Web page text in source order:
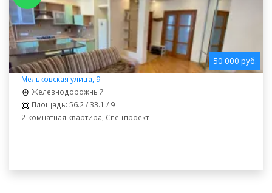
50 000 руб.
Мельковская улица, 9
Железнодорожный
Площадь: 56.2 / 33.1 / 9
2-комнатная квартира, Спецпроект